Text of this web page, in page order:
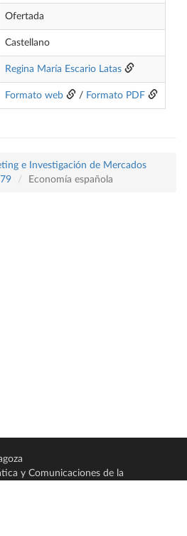
Ofertada
Castellano
Regina María Escario Latas
Formato web / Formato PDF
e Investigación de Mercados
Economía española
y Comunicaciones de la